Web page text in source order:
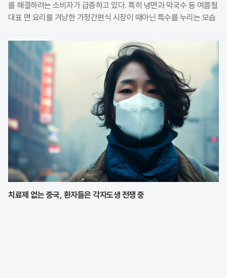
를 해결하려는 소비자가 급증하고 있다. 특히 냉면과 막국수 등 여름철
대표 면 요리를 겨냥한 가정간편식 시장이 때아닌 특수를 누리는 모습
앞세워 시장 점유율 확대에 박차를 가하고
치료제 없는 중국, 환자들은 각자도생 전쟁 중